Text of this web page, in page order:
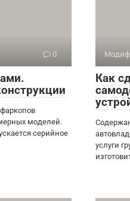
0
моделей.
серийное
Как
услуги